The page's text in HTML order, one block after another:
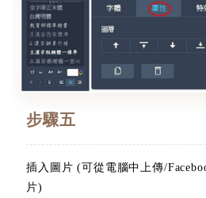
步驟五
插入圖片 (可從電腦中上傳/
片)